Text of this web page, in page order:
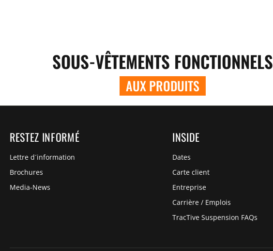
SOUS-VÊTEMENTS FONCTIONNELS
AUX PRODUITS
RESTEZ INFORMÉ
Lettre d´information
Brochures
Media-News
INSIDE
Dates
Carte client
Entreprise
Carrière / Emplois
TracTive Suspension FAQs